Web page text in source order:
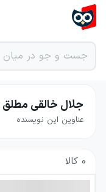
جلال خالقی مطلق
عناوین این نویسنده
0 کالا